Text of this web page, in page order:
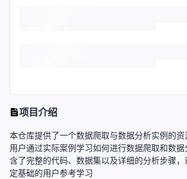
项目介绍
本仓库提供了一个数据爬取与数据分析实例的
用户通过实际案例学习如何进行数据爬取和数
含了完整的代码、数据集以及详细的分析步骤
定基础的用户参考学习